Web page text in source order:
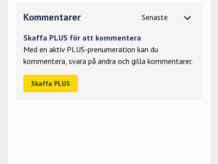
Kommentarer
Skaffa PLUS för att kommentera
Med en aktiv PLUS-prenumeration kan du
kommentera, svara på andra och gilla kommentarer.
Skaffa PLUS